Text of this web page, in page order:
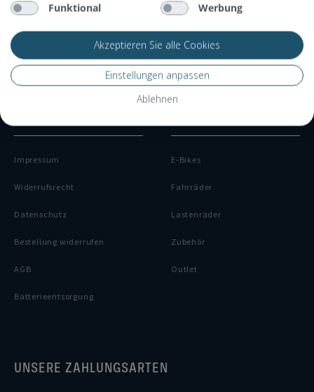
Stores Lieferinformationen
Zahlungsarten
Finanzierung
Dienstrad-Leasing
Impressum
Widerrufsrecht
Datenschutz
Bestellung widerrufen
AGB
Batterieentsorgung
E-Bikes
Fahrräder
Lastenräder
Zubehör
Outlet
UNSERE ZAHLUNGSARTEN
Funktional
Werbung
Akzeptieren Sie alle Cookies
Einstellungen anpassen
Ablehnen